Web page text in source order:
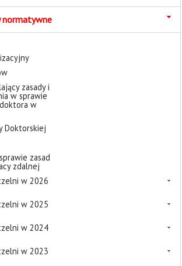
normatywne
zasady i
w sprawie
w
Doktorskiej
zasad
zdalnej
w 2026
w 2025
w 2024
w 2023